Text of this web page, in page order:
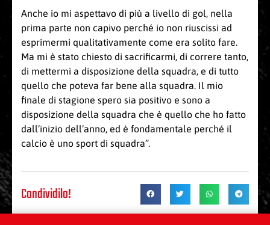
Anche io mi aspettavo di più a livello di gol, nella
prima parte non capivo perché io non riuscissi ad
esprimermi qualitativamente come era solito fare.
Ma mi è stato chiesto di sacrificarmi, di correre tanto,
di mettermi a disposizione della squadra, e di tutto
quello che poteva far bene alla squadra. Il mio
finale di stagione spero sia positivo e sono a
disposizione della squadra che è quello che ho fatto
dall’inizio dell’anno, ed è fondamentale perché il
calcio è uno sport di squadra”.
Condividilo!